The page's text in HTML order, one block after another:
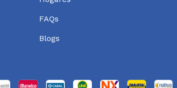
FAQs
Blogs